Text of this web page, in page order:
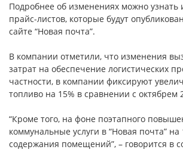
Подробнее об изменениях можно узнать
прайс-листов, которые будут
сайте “Новая почта”.
В компании отметили, что изменения
затрат на обеспечение логистических
частности, в компании фиксируют
топливо на 15% в сравнении с октябрем
“Кроме того, на фоне поэтапного
коммунальные услуги в “Новая почта”
содержания помещений”, – говорится в